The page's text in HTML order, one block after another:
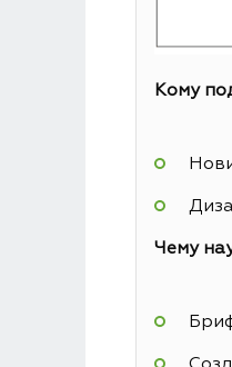
Кому
Чему